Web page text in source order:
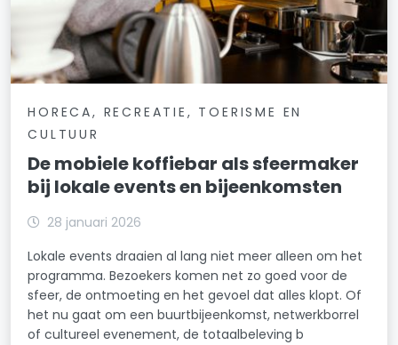
HORECA, RECREATIE, TOERISME EN
CULTUUR
De mobiele koffiebar als sfeermaker
bij lokale events en bijeenkomsten
28 januari 2026
Lokale events draaien al lang niet meer alleen om het
programma. Bezoekers komen net zo goed voor de
sfeer, de ontmoeting en het gevoel dat alles klopt. Of
het nu gaat om een buurtbijeenkomst, netwerkborrel
of cultureel evenement, de totaalbeleving b